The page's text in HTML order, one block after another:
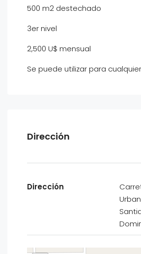
500 m2 destechado
3er nivel
2,500 U$ mensual
Se puede utilizar para
Dirección
Dirección